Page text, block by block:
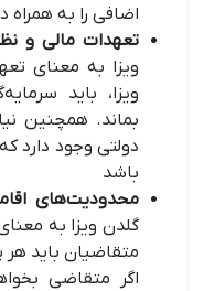
اضافی را به همراه
تعهدات مالی و
ویزا به معنای
ویزا، باید
بماند. همچنین
دولتی وجود دارد
باشد
محدودیت‌های
گلدن ویزا به
متقاضیان باید هر
اگر متقاضی